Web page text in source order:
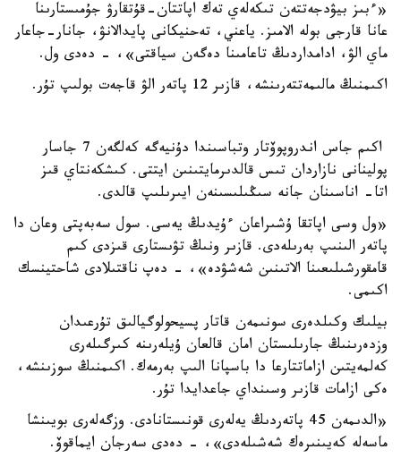
«ءبىز بيۋدجەتتەن تىكەلەي تەك اپاتتان-قۇتقارۋ جۇمىستارىنا
عانا قارجى بولە الامىز. ياعني، تەحنيكانى پايدالانۋ، جانار-جاعار
ماي الۋ، ادامداردىڭ تاعامىنا دەگەن سياقتى»، - دەدى ول.
اكىمنىڭ مالىمەتتەرىنشە، قازىر 12 پاتەر الۋ قاجەت بولىپ تۇر.
اكىم جاس اندروپوۆتار وتباسىندا دۇنيەگە كەلگەن 7 جاسار
پولينانى نازاردان تىس قالدىرمايتىنىن ايتتى. كىشكەنتاي قىز
اتا- اناسىنان جانە سىڭىلىسىنەن ايىرىلىپ قالدى.
«ول وسى اپاتقا ۇشىراعان ءۇيدىڭ يەسى. سول سەبەپتى وعان دا
پاتەر الىنىپ بەرىلەدى. قازىر ونىڭ تۋىستارى قىزدى كىم
قامقورشىلىعىنا الاتىنىن شەشۋدە»، - دەپ ناقتىلادى شاحتينسك
اكىمى.
بيلىك وكىلدەرى سونىمەن قاتار پسيحولوگيالىق تۇرعىدان
وزدەرىنىڭ جارىلىستان امان قالعان ۇيلەرىنە كىرگىلەرى
كەلمەيتىن ازاماتتارعا دا باسپانا الىپ بەرمەك. اكىمنىڭ سوزىنشە،
ەكى ازامات قازىر وسىنداي جاعدايدا تۇر.
«الدىمەن 45 پاتەردىڭ يەلەرى قونىستانادى. وزگەلەرى بويىنشا
ماسەلە كەيىنىرەك شەشىلەدى»، - دەدى سەرجان ايماقوۆ.